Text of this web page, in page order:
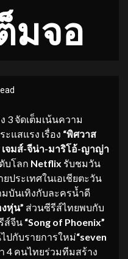
มจอ
3 จัดเต็มเน้นความ
แสแรง เรื่อง “พิศวาส
เจมส์-จีน่า-มาริโอ้-ญาญ่า
บโลก Netflix รับชมวัน
ประเทศในเอเชียตะวัน
บันเทิงกับละครน้ำดี
หุ่น” ส่วนซีรีส์ไทยพบกับ
ส์จีน “Song of Phoenix”
ปกับรายการใหม่“seven
4 คนไทยร่วมทีมสร้าง